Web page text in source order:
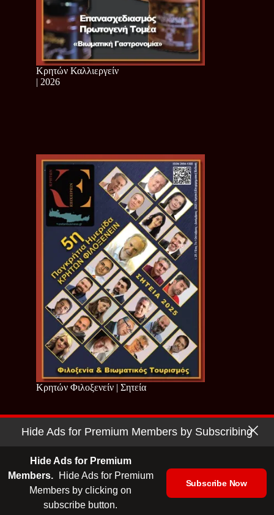
Κρητών Καλλιεργείν
| 2026
Κρητών Φιλοξενείν | Σητεία
Copyright © 2026 - Cretan Business | Κρητών Επιχειρείν
| Ταυτότητα | Media Kit
Hide Ads for Premium Members by Subscribing
Hide Ads for Premium
Members.
Hide Ads for Premium
Members by clicking on
subscribe button.
Subscribe Now